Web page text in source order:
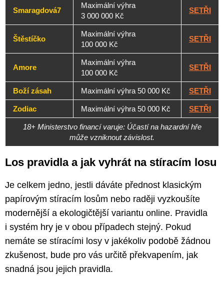
Smaragdová7
Maximální výhra
3 000 000 Kč
SETŘI
Štěstíčko
Maximální výhra
100 000 Kč
SETŘI
Amore
Maximální výhra
100 000 Kč
SETŘI
Boží zásah Maximální výhra 50 000 Kč SETŘI
Zodiac Maximální výhra 50 000 Kč SETŘI
18+ Ministerstvo financí varuje: Účastí na hazardní hře
může vzniknout závislost.
Los pravidla a jak vyhrát na stíracím losu
Je celkem jedno, jestli dáváte přednost klasickým
papírovým stíracím losům nebo raději vyzkoušíte
modernější a ekologičtější variantu online. Pravidla
i systém hry je v obou případech stejný. Pokud
nemáte se stíracími losy v jakékoliv podobě žádnou
zkušenost, bude pro vás určitě překvapením, jak
snadná jsou jejich pravidla.